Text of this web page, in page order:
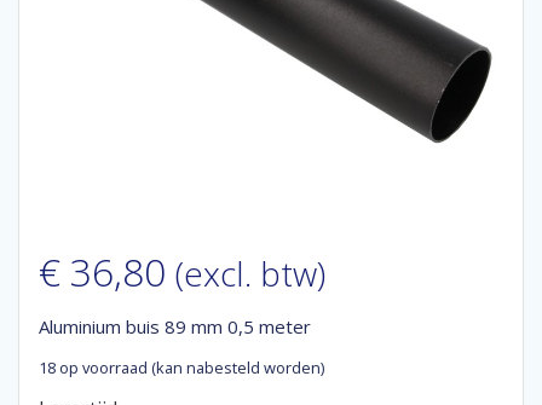
€ 36,80 (excl. btw)
Aluminium buis 89 mm 0,5 meter
18 op voorraad (kan nabesteld worden)